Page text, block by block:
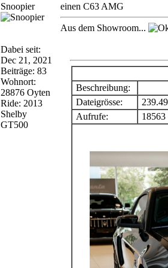
Snoopier
Dabei seit:
Dec 21, 2021
Beiträge: 83
Wohnort:
28876 Oyten
Ride: 2013
Shelby
GT500
einen C63 AMG
Aus dem Showroom...
Beschreibung:
Dateigrösse:
Aufrufe:
18563